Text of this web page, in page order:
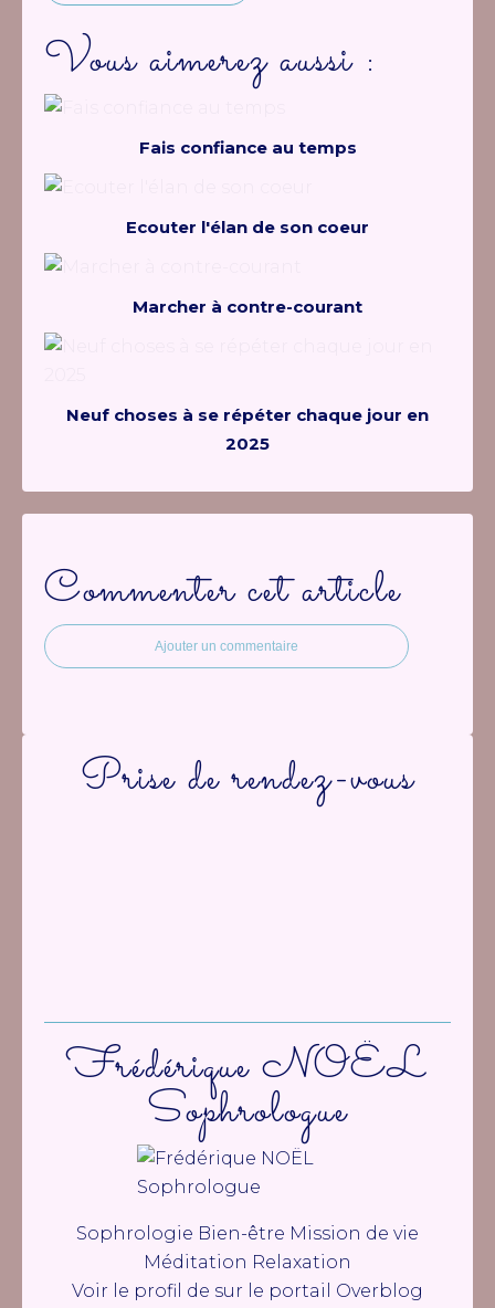
Vous aimerez aussi :
Fais confiance au temps
Ecouter l'élan de son coeur
Marcher à contre-courant
Neuf choses à se répéter chaque jour en
2025
Commenter cet article
Ajouter un commentaire
Frédérique NOËL
Sophrologue
Sophrologie Bien-être Mission de vie
Méditation Relaxation
Voir le profil de sur le portail Overblog
Prise de rendez-vous